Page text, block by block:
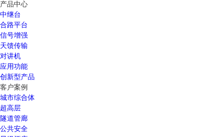
产品中心
中继台
合路平台
信号增强
天馈传输
对讲机
应用功能
创新型产品
客户案例
城市综合体
超高层
隧道管廊
公共安全